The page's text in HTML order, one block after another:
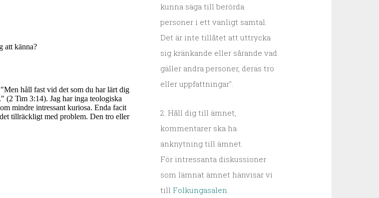
kunna säga till berörda
personer i ett vanligt samtal.
Det är inte tillåtet att uttrycka
sig kränkande eller sårande vad
gäller andra personer, deras tro
eller uppfattningar".
2. Håll dig till ämnet,
kommentarer ska ha
anknytning till ämnet.
För intressanta diskussioner
som lämnat ämnet hänvisar vi
till Folkungasalen.